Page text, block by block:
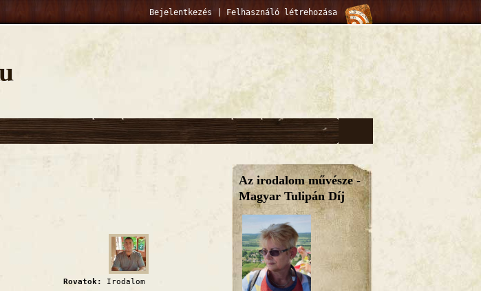
Bejelentkezés Felhasználó létrehozása
Rovatok: Irodalom
Az irodalom művésze -
Magyar Tulipán Díj